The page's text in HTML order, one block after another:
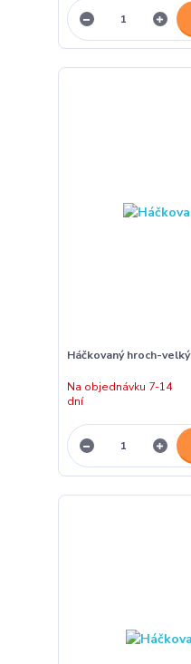
Háčkovaný hroch-velký
Na objednávku 7-14
dní